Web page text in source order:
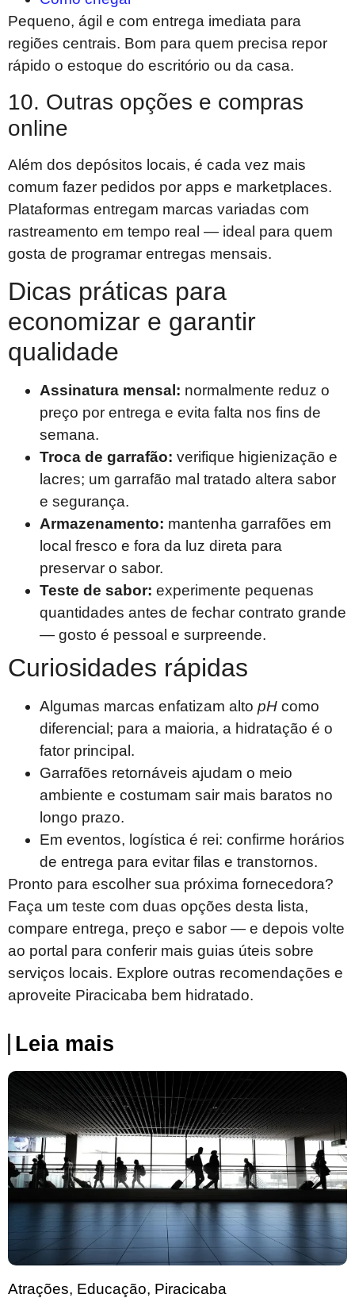
Pequeno, ágil e com entrega imediata para
regiões centrais. Bom para quem precisa repor
rápido o estoque do escritório ou da casa.
10. Outras opções e compras
online
Além dos depósitos locais, é cada vez mais
comum fazer pedidos por apps e marketplaces.
Plataformas entregam marcas variadas com
rastreamento em tempo real — ideal para quem
gosta de programar entregas mensais.
Dicas práticas para
economizar e garantir
qualidade
Assinatura mensal: normalmente reduz o
preço por entrega e evita falta nos fins de
semana.
Troca de garrafão: verifique higienização e
lacres; um garrafão mal tratado altera sabor
e segurança.
Armazenamento: mantenha garrafões em
local fresco e fora da luz direta para
preservar o sabor.
Teste de sabor: experimente pequenas
quantidades antes de fechar contrato grande
— gosto é pessoal e surpreende.
Curiosidades rápidas
Algumas marcas enfatizam alto pH como
diferencial; para a maioria, a hidratação é o
fator principal.
Garrafões retornáveis ajudam o meio
ambiente e costumam sair mais baratos no
longo prazo.
Em eventos, logística é rei: confirme horários
de entrega para evitar filas e transtornos.
Pronto para escolher sua próxima fornecedora?
Faça um teste com duas opções desta lista,
compare entrega, preço e sabor — e depois volte
ao portal para conferir mais guias úteis sobre
serviços locais. Explore outras recomendações e
aproveite Piracicaba bem hidratado.
Leia mais
Atrações, Educação, Piracicaba